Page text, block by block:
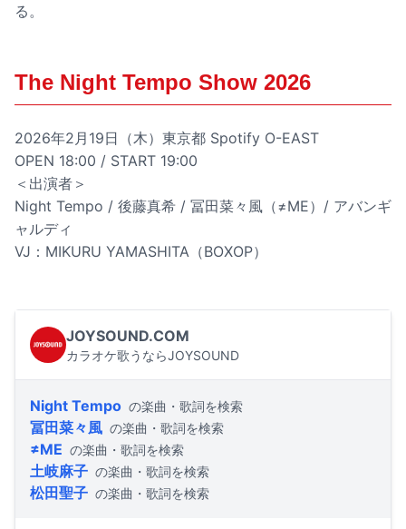
る。
The Night Tempo Show 2026
2026年2月19日（木）東京都 Spotify O-EAST
OPEN 18:00 / START 19:00
＜出演者＞
Night Tempo / 後藤真希 / 冨田菜々風（≠ME）/ アバンギ
ャルディ
VJ：MIKURU YAMASHITA（BOXOP）
JOYSOUND.COM
カラオケ歌うならJOYSOUND
Night Tempo の楽曲・歌詞を検索
冨田菜々風 の楽曲・歌詞を検索
≠ME の楽曲・歌詞を検索
土岐麻子 の楽曲・歌詞を検索
松田聖子 の楽曲・歌詞を検索